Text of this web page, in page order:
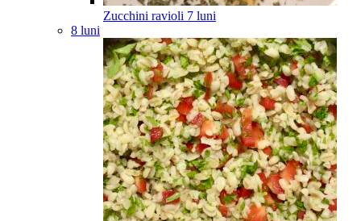
Zucchini ravioli 7 luni
8 luni